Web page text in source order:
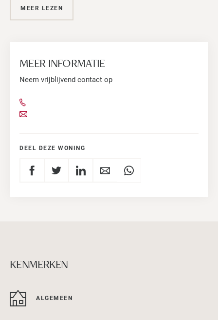
MEER LEZEN
MEER INFORMATIE
Neem vrijblijvend contact op
DEEL DEZE WONING
KENMERKEN
ALGEMEEN